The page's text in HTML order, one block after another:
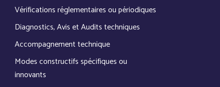
Vérifications réglementaires ou périodiques
Diagnostics, Avis et Audits techniques
Accompagnement technique
Modes constructifs spécifiques ou
innovants